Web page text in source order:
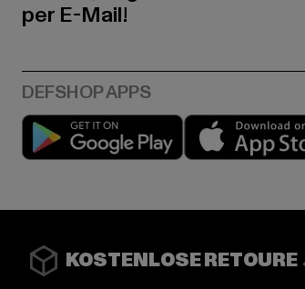
per E-Mail!
Play market
KOSTENLOSE RETOURE